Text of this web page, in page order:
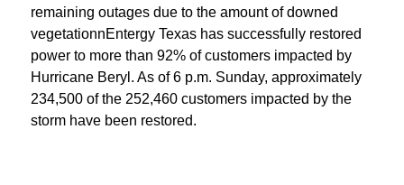
remaining outages due to the amount of downed
vegetationnEntergy Texas has successfully restored
power to more than 92% of customers impacted by
Hurricane Beryl. As of 6 p.m. Sunday, approximately
234,500 of the 252,460 customers impacted by the
storm have been restored.